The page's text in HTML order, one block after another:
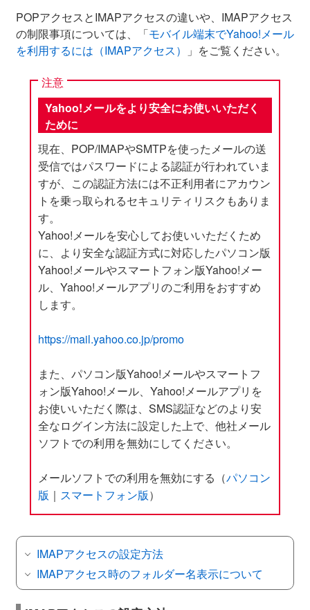
POPアクセスとIMAPアクセスの違いや、IMAPアクセス
の制限事項については、「モバイル端末でYahoo!メール
を利用するには（IMAPアクセス）
」をご覧ください。
注意
Yahoo!メールをより安全にお使いいただく
ために
現在、POP/IMAPやSMTPを使ったメールの送
受信ではパスワードによる認証が行われていま
すが、この認証方法には不正利用者にアカウン
トを乗っ取られるセキュリティリスクもありま
す。
Yahoo!メールを安心してお使いいただくため
に、より安全な認証方式に対応したパソコン版
Yahoo!メールやスマートフォン版Yahoo!メー
ル、Yahoo!メールアプリのご利用をおすすめ
します。
https://mail.yahoo.co.jp/promo
また、パソコン版Yahoo!メールやスマートフ
ォン版Yahoo!メール、Yahoo!メールアプリを
お使いいただく際は、SMS認証などのより安
全なログイン方法に設定した上で、他社メール
ソフトでの利用を無効にしてください。
メールソフトでの利用を無効にする（パソコン
版 ｜ スマートフォン版）
IMAPアクセスの設定方法
IMAPアクセス時のフォルダー名表示について